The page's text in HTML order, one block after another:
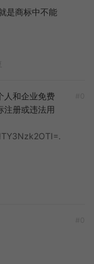
是商标中不能
人和企业免费
注册或违法用